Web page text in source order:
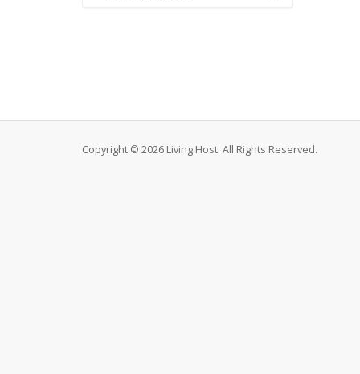
Copyright © 2026 Living Host. All Rights Reserved.